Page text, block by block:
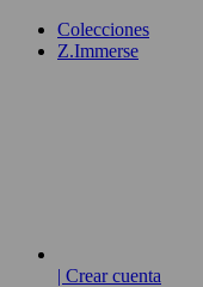
Colecciones
Z.Immerse
| Crear cuenta